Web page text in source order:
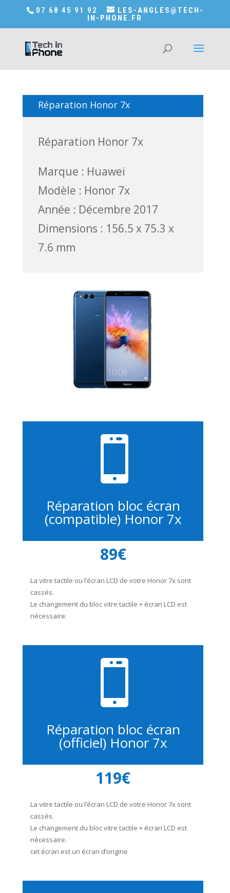
Accédez a Shop-in-tech-in-phone
07 68 45 91 92
LES-ANGLES@TECH-
IN-PHONE.FR
Réparation Honor 7x
Réparation Honor 7x
Marque : Huawei
Modèle : Honor 7x
Année : Décembre 2017
Dimensions : 156.5 x 75.3 x
7.6 mm

Réparation bloc écran
(compatible) Honor 7x
89€
La vitre tactile ou l’écran LCD de votre Honor 7x sont
cassés.
Le changement du bloc vitre tactile + écran LCD est
nécessaire.

Réparation bloc écran
(officiel) Honor 7x
119€
La vitre tactile ou l’écran LCD de votre Honor 7x sont
cassés.
Le changement du bloc vitre tactile + écran LCD est
nécessaire.
cet écran est un écran d’origine